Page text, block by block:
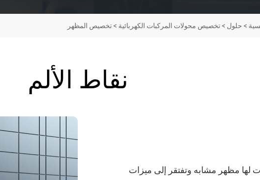
> حلول >تخصيص محولات المركبات الكهربائية >تخصيص المظهر
نقاط الألم
لها مظهر مشابه وتفتقر إلى ميزات